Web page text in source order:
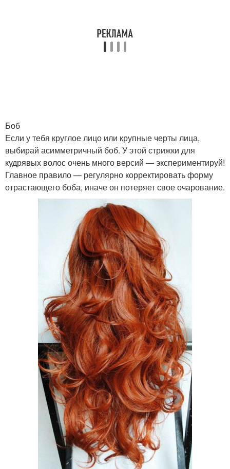
Стрижка без укладки Стрижки для тонких и
Стрижки на кудрявые
волосы
Рваная стрижка
Стрижка на кудрявые
Креативные стрижки Стрижки для кудрявыех
Стрижка по типу Мужские стрижки
Стрижки для кучерявых
волос
Короткая стрижка
Стрижка с фейдом Кудрявый помпадур
Боб
Если у тебя круглое лицо или крупные черты лица,
выбирай асимметричный боб. У этой стрижки для
кудрявых волос очень много версий — экспериментируй!
Главное правило — регулярно корректировать форму
отрастающего боба, иначе он потеряет свое очарование.